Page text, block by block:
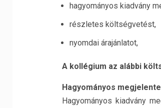
hagyományos kiadvány
részletes költségvetést,
nyomdai árajánlatot,
A kollégium az alábbi
Hagyományos
Hagyományos kiadvány